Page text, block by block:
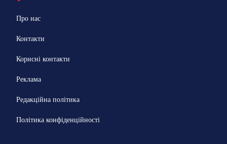
Про нас
Контакти
Корисні контакти
Реклама
Редакційна політика
Політика конфіденційності